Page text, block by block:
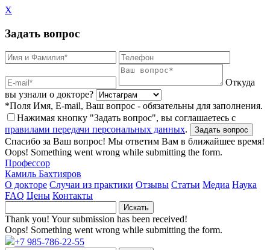
X
Задать вопрос
Откуда
вы узнали о докторе?
*Поля Имя, E-mail, Ваш вопрос - обязательны для заполнения.
Нажимая кнопку "Задать вопрос", вы соглашаетесь с
правилами передачи персональных данных.
Спасибо за Ваш вопрос! Мы ответим Вам в ближайшее время!
Oops! Something went wrong while submitting the form.
Профессор
Камиль Бахтияров
О докторе Случаи из практики Отзывы Статьи Медиа Наука
FAQ Цены Контакты
Thank you! Your submission has been received!
Oops! Something went wrong while submitting the form.
+7 985-786-22-55